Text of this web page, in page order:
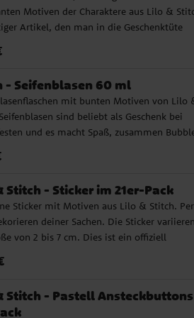
Glukose, Emulgator (Sojalecithin), Stärke,
(Zitrone, Himbeere, Kirsche, Brombeere,
schwarze Johannisbeere, Erdbeere, Orange),
Farbstoffe (Curcumin, Karmin,
Beta-Carotin), Geliermittel
Antioxidationsmittel (BHT),
(Schellack, Carnaubawachs). Kann
von Soja enthalten. Nährwerte pro 100 g:
0,1 g), Kohlenhydrate 98,0 g (davon
45 Gramm
Verschwindet nach ein paar Tagen.
von der Haut entfernt werden.
Motiven der Charaktere aus Lilo &
Artikel, den man in die Geschenktüte
kann.
€
- Seifenblasen 60 ml
mit bunten Motiven von Lilo
sind beliebt als Geschenk bei
und es macht Spaß, zusammen
€
Stitch - Sticker im 21er-Pack
Sticker mit Motiven aus Lilo & Stitch.
deiner Sachen. Die Sticker
von 2 bis 7 cm. Dies ist ein offiziell
€
Stitch - Pastell Ansteckbuttons